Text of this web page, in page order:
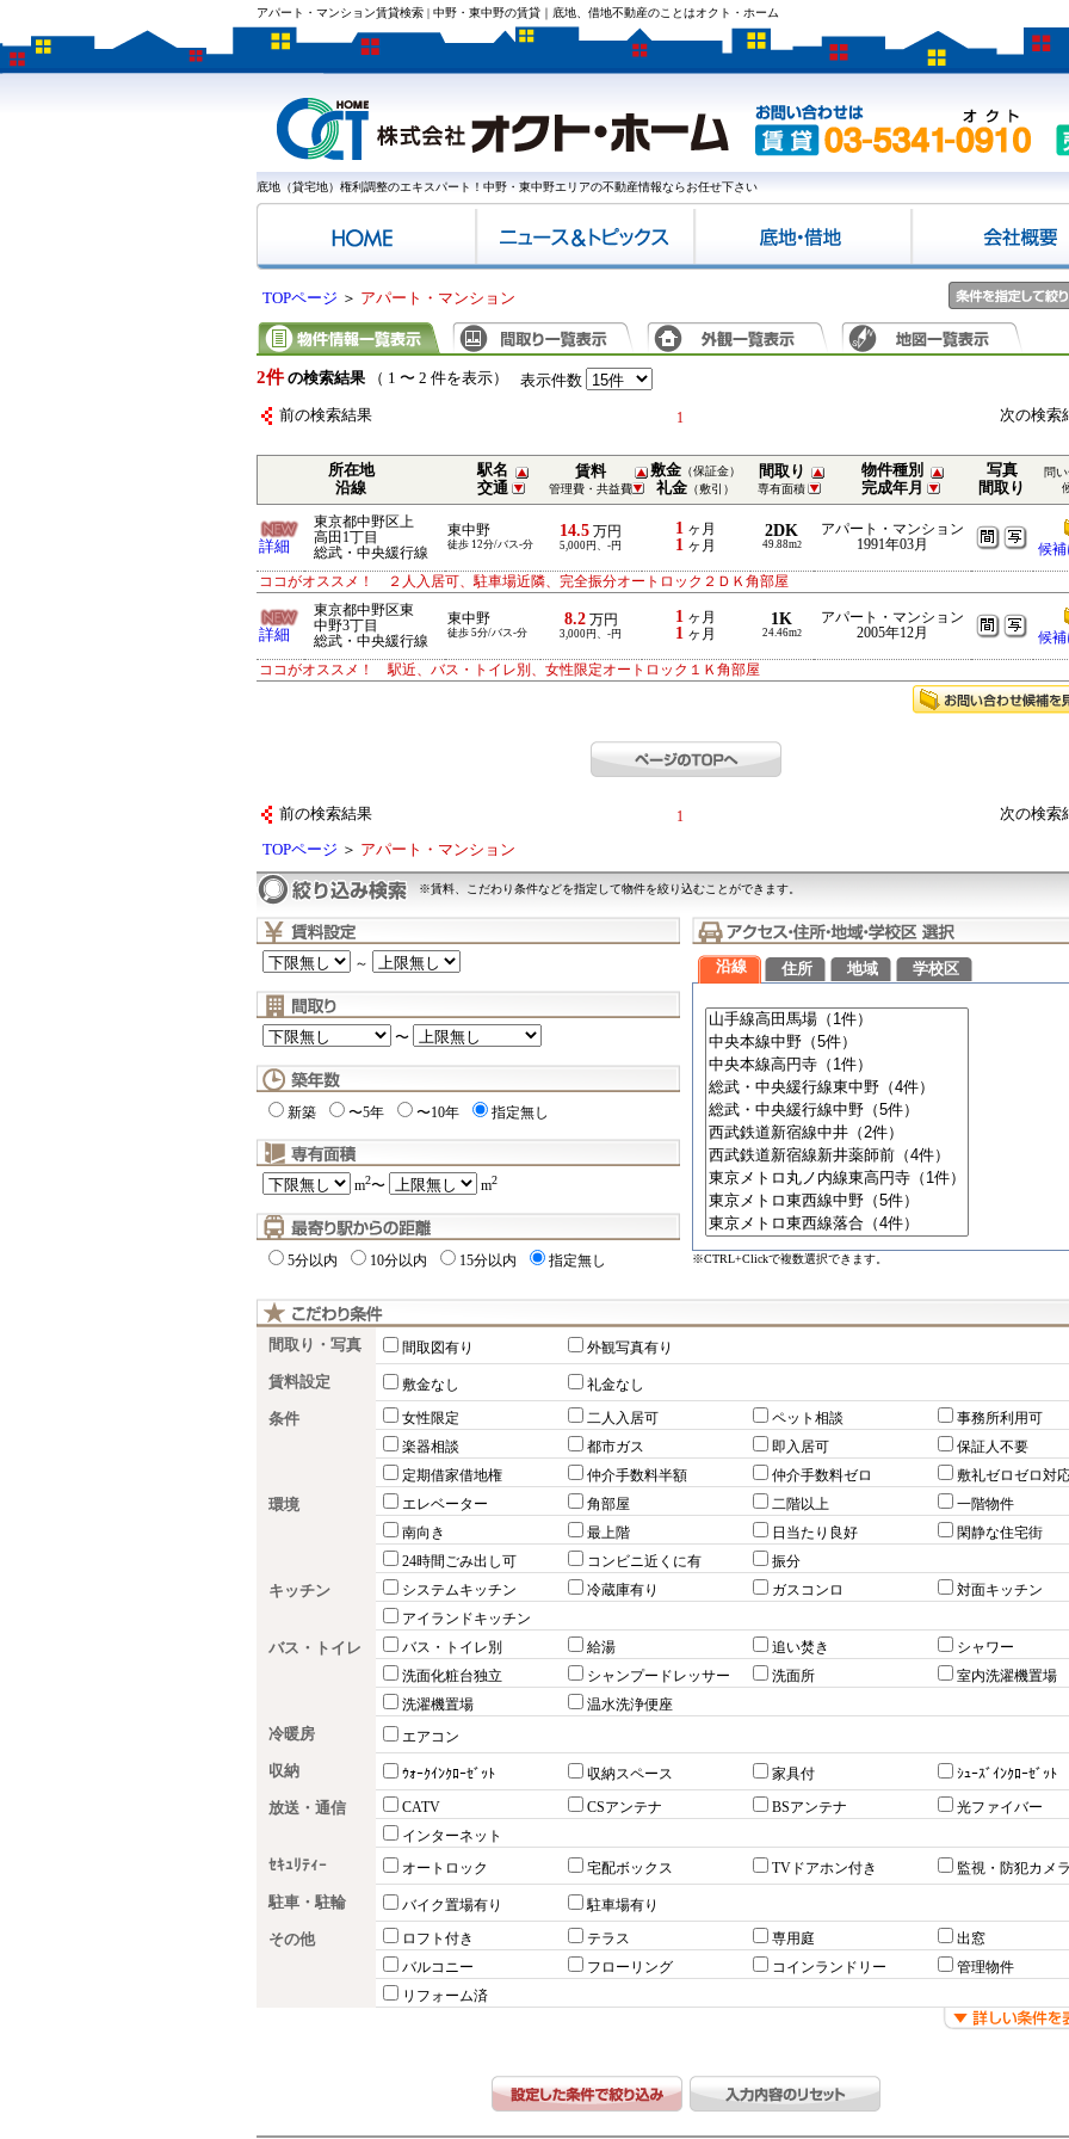
アパート・マンション賃貸検索 | 中野・東中野の賃貸｜底地、借地不動産のことはオクト・ホーム
底地（貸宅地）権利調整のエキスパート！中野・東中野エリアの不動産情報ならお任せ下さい
TOPページ ＞ アパート・マンション
2件 の検索結果（ 1 〜 2 件を表示） 表示件数
前の検索結果 1 次の検
所在地
沿線
駅名
交通
賃料
管理費・共益費
敷金 （保証金）
礼金 （敷引）
間取り
専有面積
物件種別
完成年月
写真
間取り
問
詳細
東京都中野区上
高田1丁目
総武・中央緩行線
東中野
徒歩 12分/バス-分
14.5 万円
5,000円、-円
1 ヶ月
1 ヶ月
2DK
49.88m2
アパート・マンション
1991年03月
候補
ココがオススメ！ ２人入居可、駐車場近隣、完全振分オートロック２ＤＫ角部屋
詳細
東京都中野区東
中野3丁目
総武・中央緩行線
東中野
徒歩 5分/バス-分
8.2万円
3,000円、-円
1 ヶ月
1 ヶ月
1K
24.46m2
アパート・マンション
2005年12月
候補
ココがオススメ！ 駅近、バス・トイレ別、女性限定オートロック１Ｋ角部屋
前の検索結果 1 次の検
TOPページ ＞ アパート・マンション
※賃料、こだわり条件などを指定して物件を絞り込むことができます。
～
〜
新築 〜5年 〜10年 指定無し
m2〜 m2
5分以内 10分以内 15分以内 指定無し
沿線 住所 地域 学校区
※CTRL+Clickで複数選択できます。
間取り・写真 間取図有り 外観写真有り
賃料設定 敷金なし 礼金なし
条件 女性限定 二人入居可 ペット相談
事務所利用可
楽器相談
都市ガス 即入居可
保証人不要
定期借家借地権
仲介手数料半額 仲介手数料ゼロ 敷礼ゼロゼロ対
環境 エレベーター 角部屋 二階以上
一階物件
南向き
最上階 日当たり良好
閑静な住宅街
24時間ごみ出し可
コンビニ近くに有 振分
キッチン システムキッチン 冷蔵庫有り ガスコンロ
対面キッチン
アイランドキッチン
バス・トイレ バス・トイレ別 給湯 追い焚き
シャワー
洗面化粧台独立
シャンプードレッサー 洗面所
室内洗濯機置場
洗濯機置場
温水洗浄便座
冷暖房 エアコン
収納 ｳｫｰｸｲﾝｸﾛｰｾﾞｯﾄ 収納スペース 家具付 ｼｭｰｽﾞｲﾝｸﾛｰｾﾞｯﾄ
放送・通信 CATV CSアンテナ BSアンテナ
光ファイバー
インターネット
ｾｷｭﾘﾃｨｰ オートロック 宅配ボックス TVドアホン付き 監視・防犯カメ
駐車・駐輪 バイク置場有り 駐車場有り
その他 ロフト付き テラス 専用庭
出窓
バルコニー
フローリング コインランドリー
管理物件
リフォーム済